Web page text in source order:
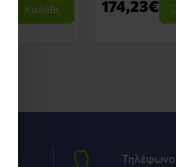
Καλάθι 174,23€
Τηλέφωνο